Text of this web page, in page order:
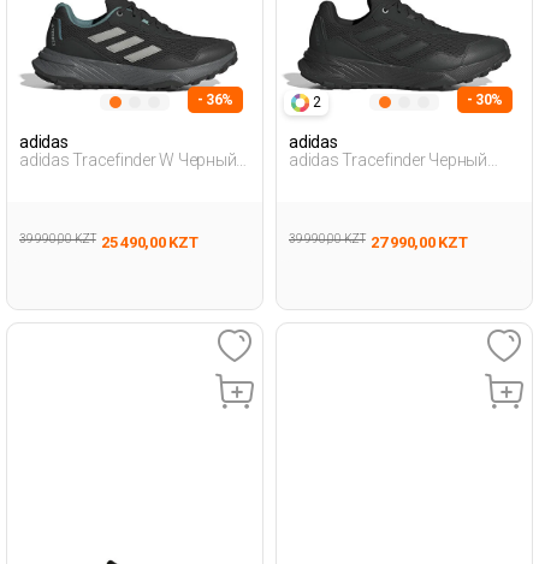
- 36%
adidas
adidas Tracefinder W Черный
39 990,00 KZT 25 490,00 KZT
2 - 30%
adidas
adidas Tracefinder Черный
39 990,00 KZT 27 990,00 KZT